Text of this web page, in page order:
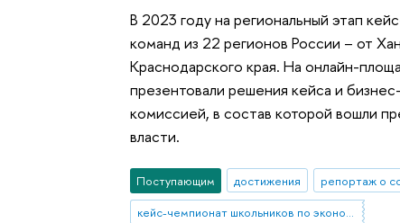
В 2023 году на региональный этап
команд из 22 регионов России – от
Краснодарского края. На онлайн-
презентовали решения кейса и
комиссией, в состав которой вошли
власти.
Поступающим достижения репортаж о
кейс-чемпионат школьников по экономике и предпринимательству